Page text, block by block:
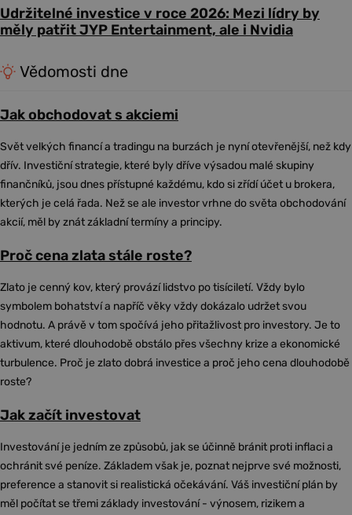
Udržitelné investice v roce 2026: Mezi lídry by
měly patřit JYP Entertainment, ale i Nvidia
Vědomosti dne
Jak obchodovat s akciemi
Svět velkých financí a tradingu na burzách je nyní otevřenější, než kdy
dřív. Investiční strategie, které byly dříve výsadou malé skupiny
finančníků, jsou dnes přístupné každému, kdo si zřídí účet u brokera,
kterých je celá řada. Než se ale investor vrhne do světa obchodování
akcií, měl by znát základní termíny a principy.
Proč cena zlata stále roste?
Zlato je cenný kov, který provází lidstvo po tisíciletí. Vždy bylo
symbolem bohatství a napříč věky vždy dokázalo udržet svou
hodnotu. A právě v tom spočívá jeho přitažlivost pro investory. Je to
aktivum, které dlouhodobě obstálo přes všechny krize a ekonomické
turbulence. Proč je zlato dobrá investice a proč jeho cena dlouhodobě
roste?
Jak začít investovat
Investování je jedním ze způsobů, jak se účinně bránit proti inflaci a
ochránit své peníze. Základem však je, poznat nejprve své možnosti,
preference a stanovit si realistická očekávání. Váš investiční plán by
měl počítat se třemi základy investování - výnosem, rizikem a